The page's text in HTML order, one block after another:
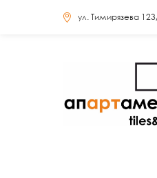
ул. Тимирязева